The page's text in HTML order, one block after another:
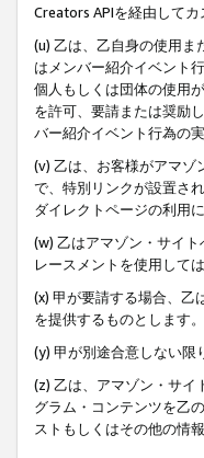
Creators APIを経由して
(u) 乙は、乙自身の使用
はメンバー紹介イベント
個人もしくは団体の使用
を許可、要請または奨励
バー紹介イベント行為の
(v) 乙は、お客様がアマゾ
で、特別リンクが設置さ
ダイレクトページの利用
(w) 乙はアマゾン・サイ
レースメントを使用して
(x) 甲が要請する場合、乙
を提供するものとします
(y) 甲が別途合意しない
(z) 乙は、アマゾン・サイ
グラム・コンテンツを乙
ストもしくはその他の情